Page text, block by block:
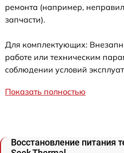
ремонта (например,
запчасти).
Для комплектующих:
работе или техническим
соблюдении условий
Показать полностью
Восстановление питания